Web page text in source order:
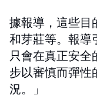
據報導，這些目
和芽莊等。報導
只會在真正安全
步以審慎而彈性
況。」